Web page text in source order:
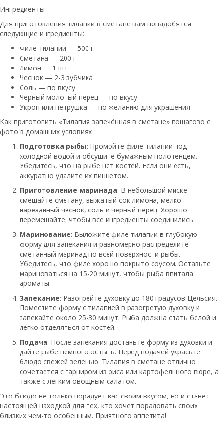
Ингредиенты
Для приготовления тилапии в сметане вам понадобятся
следующие ингредиенты:
Филе тилапии — 500 г
Сметана — 200 г
Лимон — 1 шт.
Чеснок — 2-3 зубчика
Соль — по вкусу
Чёрный молотый перец — по вкусу
Укроп или петрушка — по желанию для украшения
Как приготовить «Тилапия запечённая в сметане» пошагово с
фото в домашних условиях
Подготовка рыбы: Промойте филе тилапии под
холодной водой и обсушите бумажным полотенцем.
Убедитесь, что на рыбе нет костей. Если они есть,
аккуратно удалите их пинцетом.
Приготовление маринада: В небольшой миске
смешайте сметану, выжатый сок лимона, мелко
нарезанный чеснок, соль и чёрный перец. Хорошо
перемешайте, чтобы все ингредиенты соединились.
Маринование: Выложите филе тилапии в глубокую
форму для запекания и равномерно распределите
сметанный маринад по всей поверхности рыбы.
Убедитесь, что филе хорошо покрыто соусом. Оставьте
мариноваться на 15-20 минут, чтобы рыба впитала
ароматы.
Запекание: Разогрейте духовку до 180 градусов Цельсия.
Поместите форму с тилапией в разогретую духовку и
запекайте около 25-30 минут. Рыба должна стать белой и
легко отделяться от костей.
Подача: После запекания достаньте форму из духовки и
дайте рыбе немного остыть. Перед подачей украсьте
блюдо свежей зеленью. Тилапия в сметане отлично
сочетается с гарниром из риса или картофельного пюре, а
также с легким овощным салатом.
Это блюдо не только порадует вас своим вкусом, но и станет
настоящей находкой для тех, кто хочет порадовать своих
близких чем-то особенным. Приятного аппетита!